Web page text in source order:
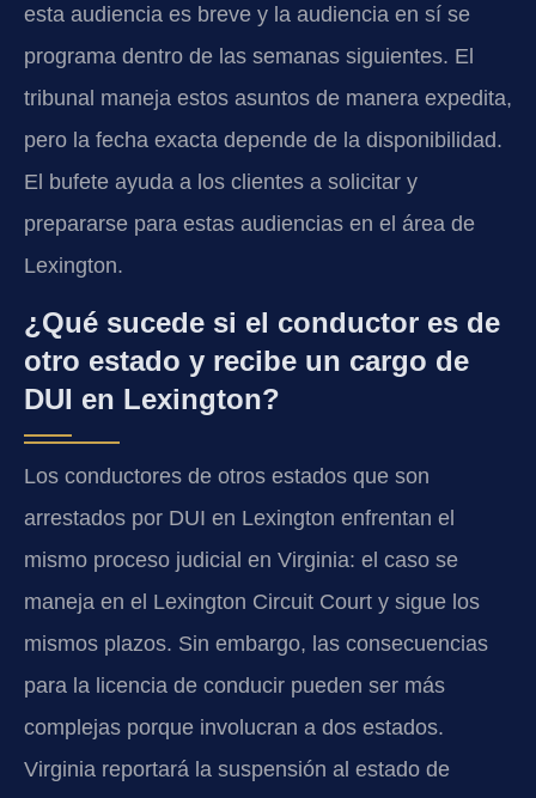
esta audiencia es breve y la audiencia en sí se
programa dentro de las semanas siguientes. El
tribunal maneja estos asuntos de manera expedita,
pero la fecha exacta depende de la disponibilidad.
El bufete ayuda a los clientes a solicitar y
prepararse para estas audiencias en el área de
Lexington.
¿Qué sucede si el conductor es de
otro estado y recibe un cargo de
DUI en Lexington?
Los conductores de otros estados que son
arrestados por DUI en Lexington enfrentan el
mismo proceso judicial en Virginia: el caso se
maneja en el Lexington Circuit Court y sigue los
mismos plazos. Sin embargo, las consecuencias
para la licencia de conducir pueden ser más
complejas porque involucran a dos estados.
Virginia reportará la suspensión al estado de